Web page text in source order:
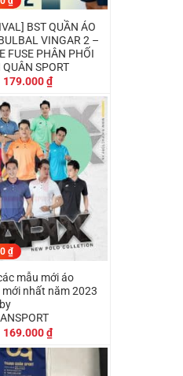
BST QUẦN ÁO
VINGAR 2 –
FUSE PHÂN PHỐI
SPORT
Giá
là:
199.000 ₫.
179.000₫Giá
hiện
là:
179.000 ₫.
₫
mẫu mới áo
Giá
là:
179.000 ₫.
169.000₫Giá
hiện
169.000 ₫.